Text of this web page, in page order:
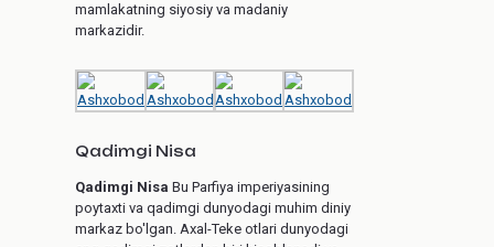
mamlakatning siyosiy va madaniy
markazidir.
Qadimgi Nisa
Qadimgi Nisa Bu Parfiya imperiyasining
poytaxti va qadimgi dunyodagi muhim diniy
markaz bo'lgan. Axal-Teke otlari dunyodagi